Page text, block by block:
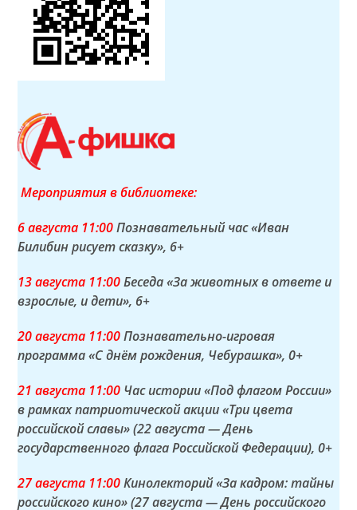
Мероприятия в библиотеке:
6 августа 11:00Познавательный час «Иван
Билибин рисует сказку», 6+
13 августа 11:00Беседа «За животных в ответе и
взрослые, и дети», 6+
20 августа 11:00Познавательно-игровая
программа «С днём рождения, Чебурашка», 0+
21 августа 11:00 Час истории «Под флагом России»
в рамках патриотической акции «Три цвета
российской славы» (22 августа — День
государственного флага Российской Федерации), 0+
27 августа 11:00Кинолекторий «За кадром: тайны
российского кино» (27 августа — День российского